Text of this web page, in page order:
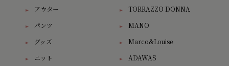
アウター
パンツ
グッズ
ニット
TORRAZZO DONNA
MANO
Marco&Louise
ADAWAS